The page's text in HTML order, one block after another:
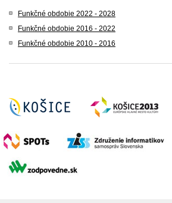
Funkčné obdobie 2022 - 2028
Funkčné obdobie 2016 - 2022
Funkčné obdobie 2010 - 2016